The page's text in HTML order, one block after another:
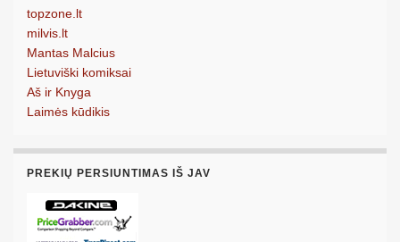
topzone.lt
milvis.lt
Mantas Malcius
Lietuviški komiksai
Aš ir Knyga
Laimės kūdikis
PREKIŲ PERSIUNTIMAS IŠ JAV